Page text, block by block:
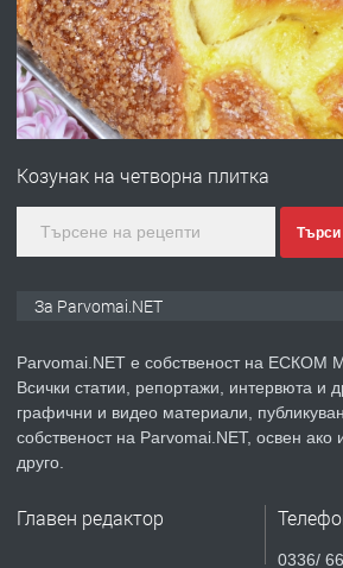
ПРЕДЛАГА
Първи поход "По
ПРЕДЛАГА Уроци по
Козунак на четворна плитка
Търси
За Parvomai.NET
Parvomai.NET е собственост на
Всички статии, репортажи, интервюта и
графични и видео материали,
собственост на Parvomai.NET, освен ако
друго.
Главен редактор
0336/